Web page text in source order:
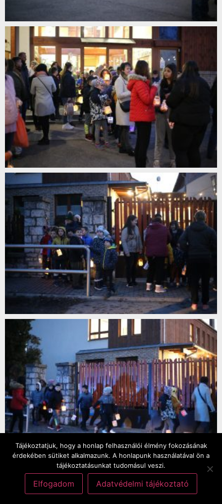
Tájékoztatjuk, hogy a honlap felhasználói élmény fokozásának
érdekében sütiket alkalmazunk. A honlapunk használatával ön a
tájékoztatásunkat tudomásul veszi.
Elfogadom Adatvédelmi tájékoztató